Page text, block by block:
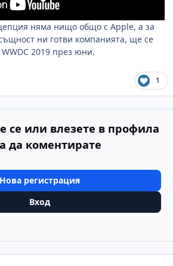
няма нищо общо с Apple, а за
ни готви компанията, ще се
2019 през юни.
1
се или влезете в профила
да коментирате
Нова регистрация
Вход